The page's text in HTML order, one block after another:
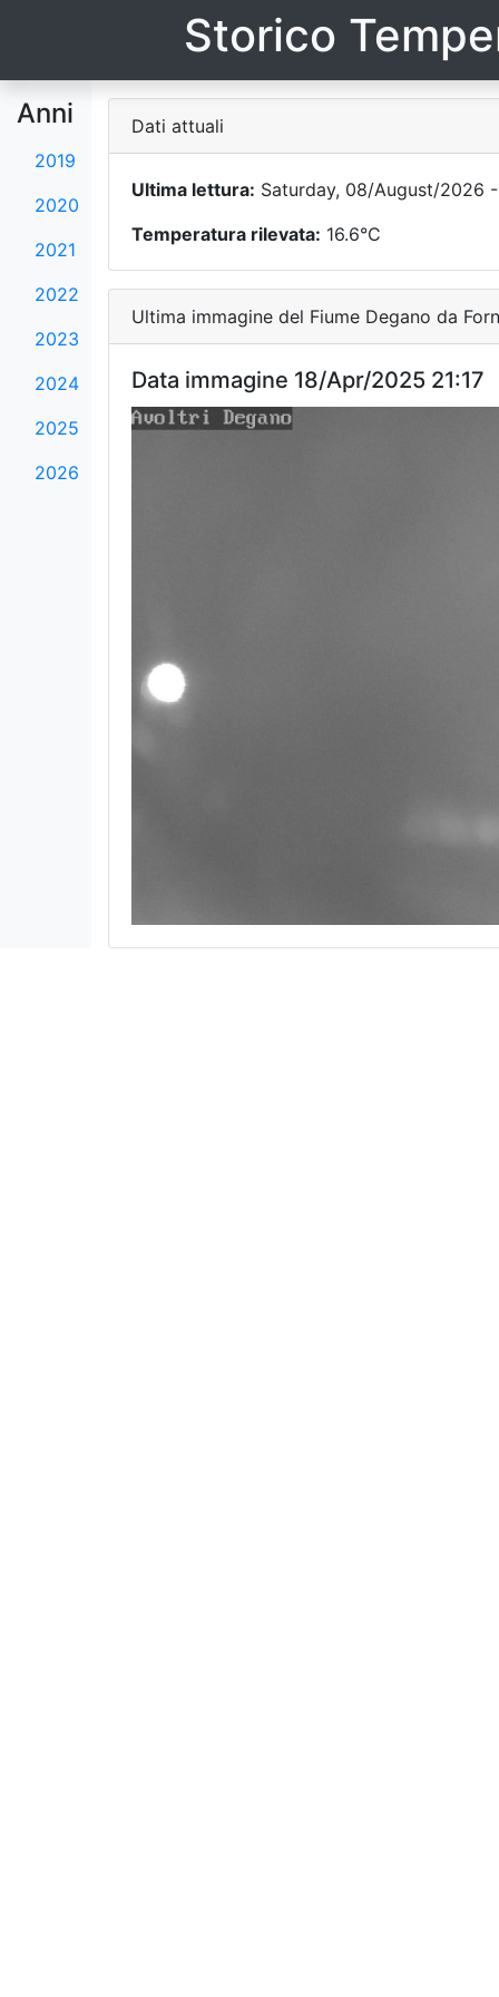
Storico
Anni
2019
2020
2021
2022
2023
2024
2025
2026
Dati attuali
Ultima lettura: Saturday, 08/August/2026
Temperatura rilevata: 16.6°C
Ultima immagine del Fiume Degano da
Data immagine 18/Apr/2025 21:17